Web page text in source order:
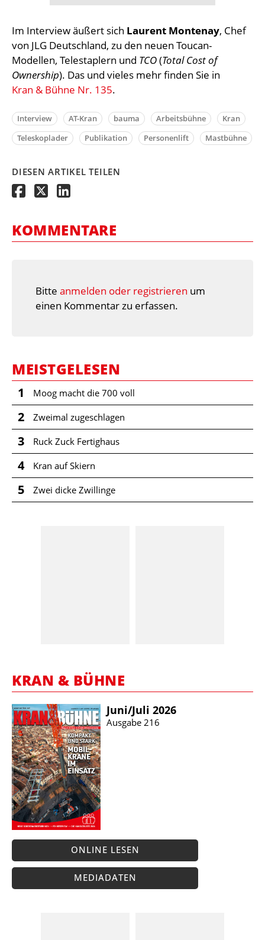
Im Interview äußert sich Laurent Montenay, Chef
von JLG Deutschland, zu den neuen Toucan-
Modellen, Telestaplern und TCO(Total Cost of
Ownership). Das und vieles mehr finden Sie in
Kran & Bühne Nr. 135.
Interview AT-Kran bauma Arbeitsbühne
Kran
Teleskoplader
Publikation Personenlift Mastbühne
DIESEN ARTIKEL TEILEN
KOMMENTARE
Bitte anmelden oder registrieren um
einen Kommentar zu erfassen.
MEISTGELESEN
1 Moog macht die 700 voll
2 Zweimal zugeschlagen
3 Ruck Zuck Fertighaus
4 Kran auf Skiern
5 Zwei dicke Zwillinge
KRAN & BÜHNE
Juni/​Juli 2026
Ausgabe 216
ONLINE LESEN
MEDIADATEN